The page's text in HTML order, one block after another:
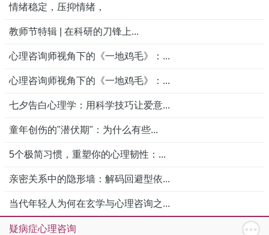
情绪稳定，压抑情绪，
教师节特辑 | 在科研的刀锋上...
心理咨询师视角下的《一地鸡毛》：...
心理咨询师视角下的《一地鸡毛》：...
七夕告白心理学：用科学技巧让爱意...
童年创伤的"潜伏期"：为什么有些...
5个极简习惯，重塑你的心理韧性：...
亲密关系中的隐形墙：解码回避型依...
当代年轻人为何在玄学与心理咨询之...
疑病症心理咨询